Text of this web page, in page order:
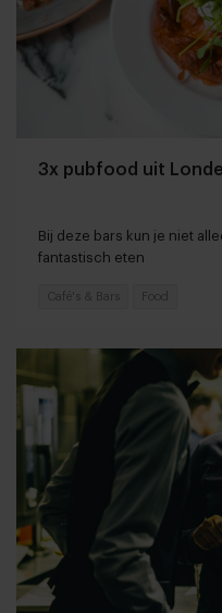
3x pubfood uit
Bij deze bars kun je niet
fantastisch eten
Café's & Bars Food